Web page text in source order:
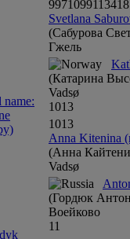
9971099113418
Svetlana
(Сабурова
Гжель
(Катарина
Vadsø
1013
1013
Anna Kitenina
(Анна
Vadsø
(Гордюк
Воейково
11